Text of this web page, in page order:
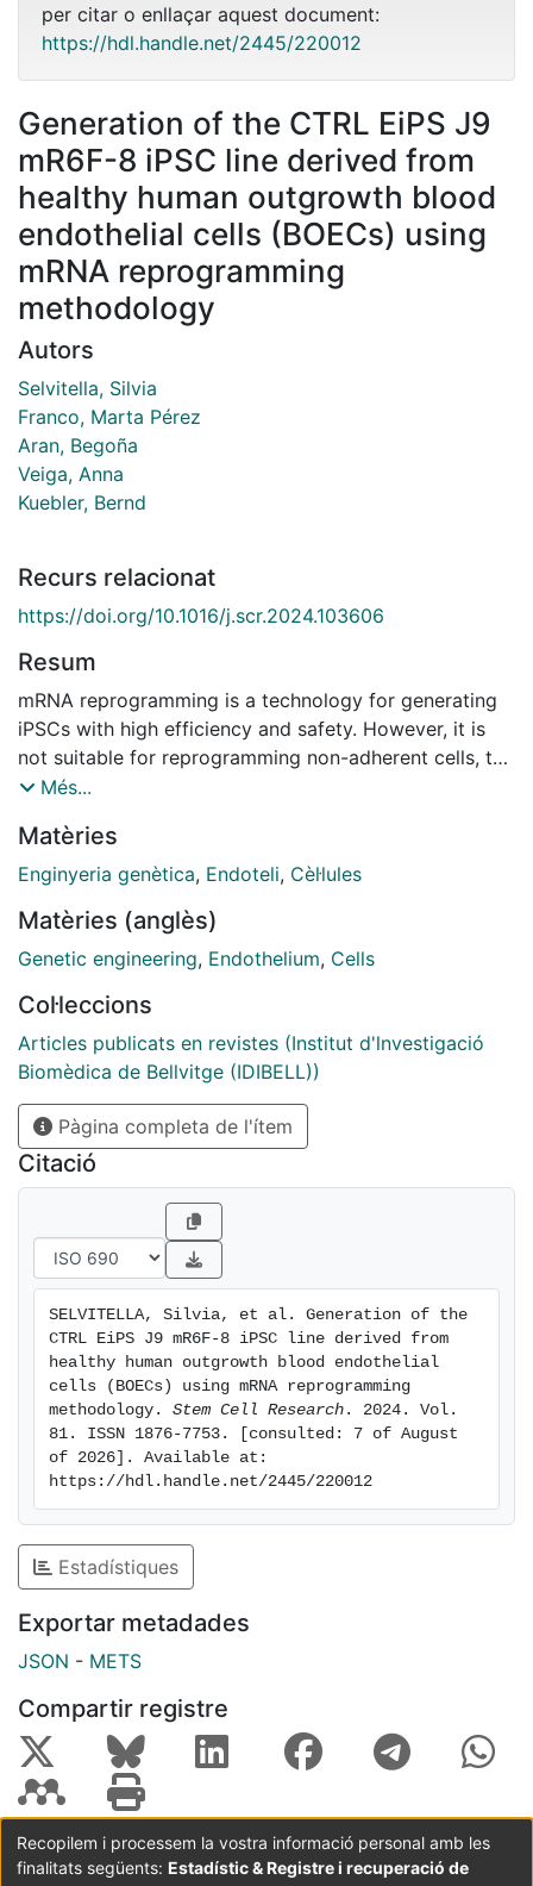
per citar o enllaçar aquest document:
https://hdl.handle.net/2445/220012
Generation of the CTRL EiPS J9
mR6F-8 iPSC line derived from
healthy human outgrowth blood
endothelial cells (BOECs) using
mRNA reprogramming
methodology
Autors
Selvitella, Silvia
Franco, Marta Pérez
Aran, Begoña
Veiga, Anna
Kuebler, Bernd
Recurs relacionat
https://doi.org/10.1016/j.scr.2024.103606
Resum
mRNA reprogramming is a technology for generating
iPSCs with high efficiency and safety. However, it is
not suitable for reprogramming non-adherent cells, the
primary cell type in blood. An alternative is to obtain
validate this approach, we generated a human iPSC
line from blood outgrowth endothelial cells (BOECs)
CTRL EiPS J9 mR6F-8, meets iPSC criteria, including
an undifferentiated state, pluripotency, genome
Més...
Matèries
Enginyeria genètica, Endoteli, Cèl·lules
Matèries (anglès)
Genetic engineering, Endothelium, Cells
Col·leccions
Articles publicats en revistes (Institut d'lnvestigació
Biomèdica de Bellvitge (IDIBELL))
Pàgina completa de l'ítem
Citació
SELVITELLA, Silvia, et al. Generation of the
CTRL EiPS J9 mR6F-8 iPSC line derived from
healthy human outgrowth blood endothelial
cells (BOECs) using mRNA reprogramming
methodology. Stem Cell Research . 2024. Vol.
81. ISSN 1876-7753. [consulted: 7 of August
of 2026]. Available at:
https://hdl.handle.net/2445/220012
Estadístiques
Exportar metadades
JSON - METS
Compartir registre
Coordinació:CRAI UB Avís legal
Metadades
Recopilem i processem la vostra informació personal amb les
finalitats següents: Estadístic & Registre i recuperació de